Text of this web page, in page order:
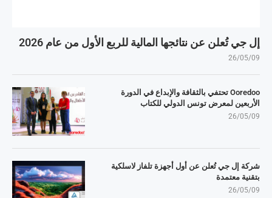
إل جي تُعلن عن نتائجها المالية للربع الأول من عام 2026
26/05/09
Ooredoo تحتفي بالثقافة والإبداع في الدورة
الأربعين لمعرض تونس الدولي للكتاب
26/05/09
شركة إل جي تُعلن عن أول أجهزة تلفاز لاسلكية
بتقنية معتمدة
26/05/09